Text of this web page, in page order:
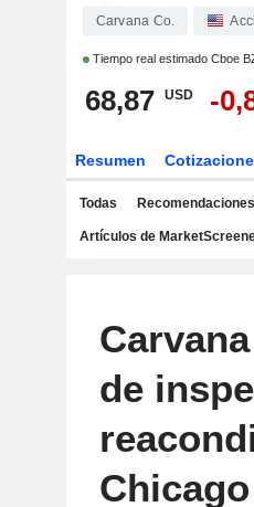
Carvana Co.
Tiempo real estimado Cboe
68,87 USD -
Resumen
Todas
Artículos de
de
Chicago